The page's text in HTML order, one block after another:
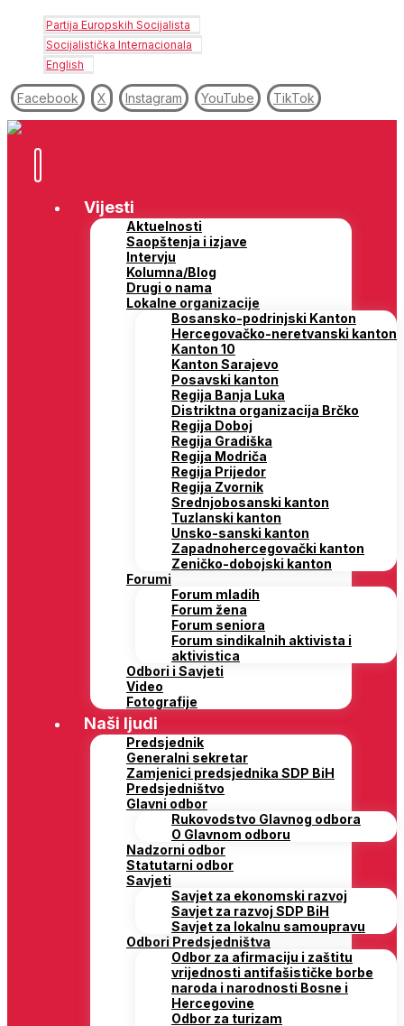
Partija Europskih Socijalista
Socijalistička Internacionala
English
Facebook X Instagram YouTube TikTok
Vijesti
Aktuelnosti
Saopštenja i izjave
Intervju
Kolumna/Blog
Drugi o nama
Lokalne organizacije
Bosansko-podrinjski Kanton
Hercegovačko-neretvanski kanton
Kanton 10
Kanton Sarajevo
Posavski kanton
Regija Banja Luka
Distriktna organizacija Brčko
Regija Doboj
Regija Gradiška
Regija Modriča
Regija Prijedor
Regija Zvornik
Srednjobosanski kanton
Tuzlanski kanton
Unsko-sanski kanton
Zapadnohercegovački kanton
Zeničko-dobojski kanton
Forumi
Forum mladih
Forum žena
Forum seniora
Forum sindikalnih aktivista i
aktivistica
Odbori i Savjeti
Video
Fotografije
Naši ljudi
Predsjednik
Generalni sekretar
Zamjenici predsjednika SDP BiH
Predsjedništvo
Glavni odbor
Rukovodstvo Glavnog odbora
O Glavnom odboru
Nadzorni odbor
Statutarni odbor
Savjeti
Savjet za ekonomski razvoj
Savjet za razvoj SDP BiH
Savjet za lokalnu samoupravu
Odbori Predsjedništva
Odbor za afirmaciju i zaštitu
vrijednosti antifašističke borbe
naroda i narodnosti Bosne i
Hercegovine
Odbor za turizam